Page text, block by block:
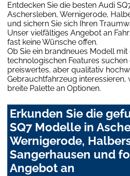
Entdecken Sie die besten Audi
Aschersleben, Wernigerode,
und sichern Sie sich Ihren
Unser vielfältiges Angebot an
fast keine Wünsche offen.
Ob Sie ein brandneues Modell
technologischen Features
preiswertes, aber qualitativ
Gebrauchtfahrzeug interessieren,
breite Palette an Optionen.
Erkunden Sie die
SQ7 Modelle in
Wernigerode,
Sangerhausen und
Angebot an